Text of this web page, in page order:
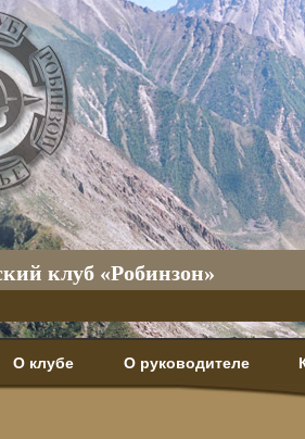
клуб «Робинзон»
О клубе О руководителе